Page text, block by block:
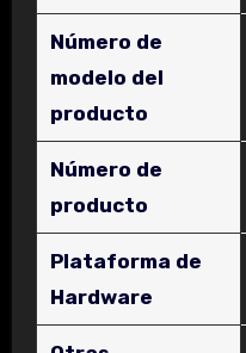
Número de
modelo del
producto
Número de
producto
Plataforma de
Hardware